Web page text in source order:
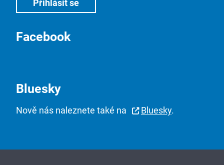
Facebook
Bluesky
Nově nás naleznete také na Bluesky.